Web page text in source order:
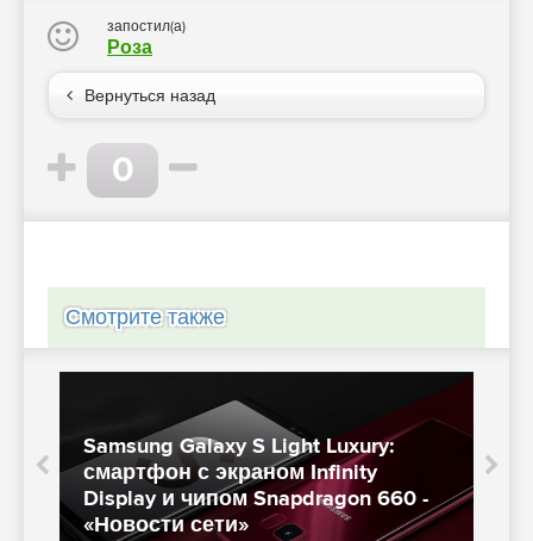
запостил(а)
Роза
Вернуться назад
0
Смотрите также
Samsung Galaxy S Light Luxury:
смартфон с экраном Infinity
Display и чипом Snapdragon 660 -
«Новости сети»